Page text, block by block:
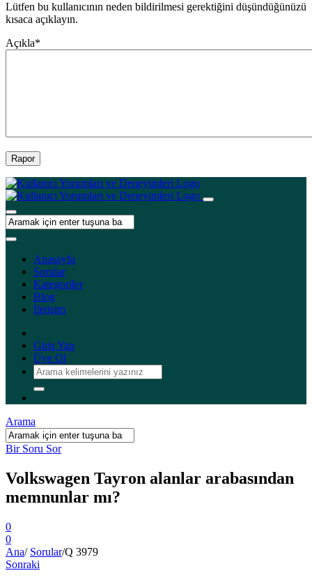
Lütfen bu kullanıcının neden bildirilmesi gerektiğini düşündüğünüzü
kısaca açıklayın.
Açıkla*
Rapor
Anasayfa
Sorular
Kategoriler
Blog
İletişim
Giriş Yap
Üye Ol
Arama
Bir Soru Sor
Volkswagen Tayron alanlar arabasından
memnunlar mı?
0
0
Ana/ Sorular/Q 3979
Sonraki